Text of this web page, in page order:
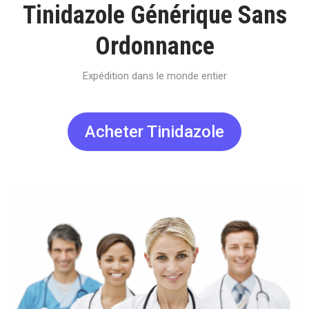
Tinidazole Générique Sans
Ordonnance
Expédition dans le monde entier
Acheter Tinidazole